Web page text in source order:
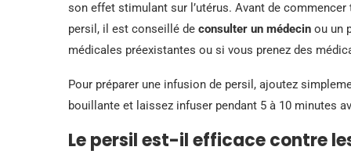
son effet stimulant sur l’utérus. Avant de
persil, il est conseillé de consulter un médecin ou un
médicales préexistantes ou si vous prenez des
Pour préparer une infusion de persil, ajoutez
bouillante et laissez infuser pendant 5 à 10 minutes
Le persil est-il efficace contre